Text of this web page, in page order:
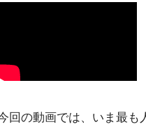
回の動画では、いま最も